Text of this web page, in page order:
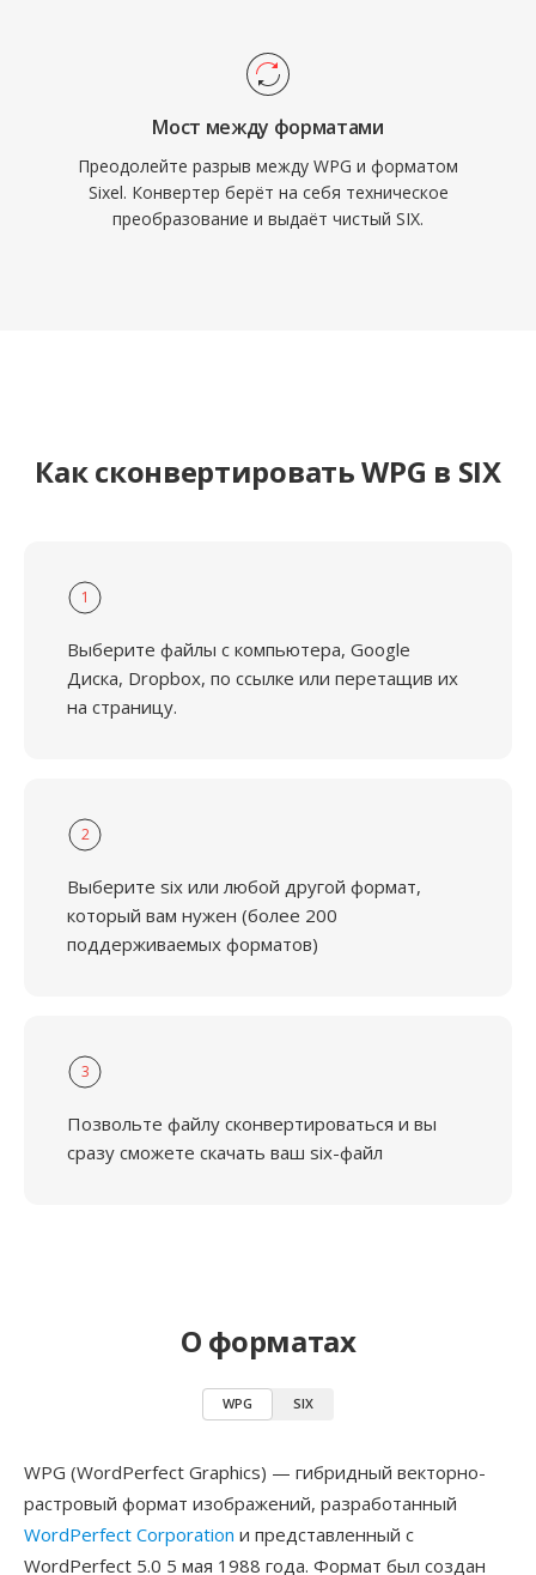
Мост между форматами
Преодолейте разрыв между WPG и форматом
Sixel. Конвертер берёт на себя техническое
преобразование и выдаёт чистый SIX.
Как сконвертировать WPG в SIX
1
Выберите файлы с компьютера, Google
Диска, Dropbox, по ссылке или перетащив их
на страницу.
2
Выберите six или любой другой формат,
который вам нужен (более 200
поддерживаемых форматов)
3
Позвольте файлу сконвертироваться и вы
сразу сможете скачать ваш six-файл
О форматах
WPG SIX
WPG (WordPerfect Graphics) — гибридный векторно-
растровый формат изображений, разработанный
WordPerfect Corporation и представленный с
WordPerfect 5.0 5 мая 1988 года. Формат был создан